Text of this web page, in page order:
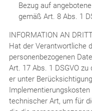
Bezug auf
gemäß Art. 8 Abs. 1
INFORMATION AN
Hat der Verantwortliche
personenbezogenen
Art. 17 Abs. 1 DSGVO
er unter
technischer Art, um für